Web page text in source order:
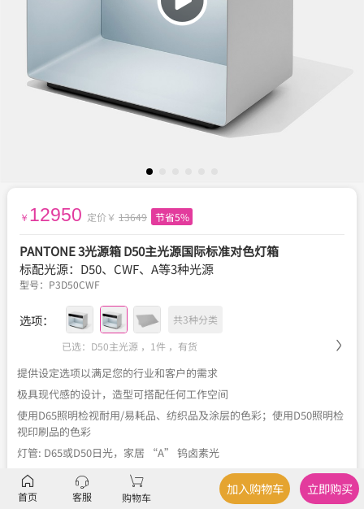
￥ 12950 定价￥ 13649 节省5%
PANTONE 3光源箱 D50主光源国际标准对色灯箱
标配光源：D50、CWF、A等3种光源
型号： P3D50CWF
选项：
共3种分类
已选：D50主光源 ，1件 ， 有货
提供设定选项以满足您的行业和客户的需求
极具现代感的设计，造型可搭配任何工作空间
使用D65照明检视耐用/易耗品、纺织品及涂层的色彩；使用D50照明检
视印刷品的色彩
灯管: D65或D50日光，家居 “A” 钨卤素光
多种电压伏特选择:100、115、127及230
效能经过认证
首页 客服 购物车
加入购物车 立即购买